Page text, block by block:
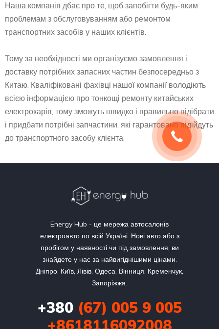
Наша компанія дбає про те, щоб запобігти будь-яким
проблемам з обслуговуванням або ремонтом
транспортних засобів у наших клієнтів.
Тому за необхідності ми організуємо замовлення і
доставку потрібних запасних частин безпосередньо з
Китаю. Кваліфіковані фахівці нашої компанії володіють
всією інформацією про тонкощі ремонту китайських
електрокарів, тому зможуть швидко і правильно підібрати
і придбати потрібні запчастини, які гарантовано підійдуть
до транспортного засобу клієнта.
Energy Hub - це мережа автосалонів
електроавто по всій Україні. Нові авто або з
пробігом у наявності чи під замовлення, ви
знайдете у нас за найвигіднішими цінами.
Дніпро, Київ, Лівів, Одеса, Вінниця, Кременчук,
Запоріжжя.
+380(67) 005 9 005
+8618116092008